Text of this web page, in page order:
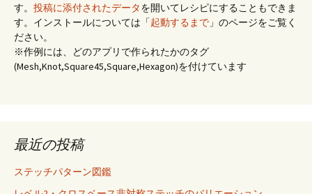
す。 投稿に添付されたデータを開いてレシピにすることもできま
す。インストールについては「起動するまで 」のページをご覧く
ださい。
※作例には、どのアプリで作られたかのタグ
(Mesh,Knot,Square45,Square,Hexagon)を付けています
最近の投稿
ステッチパターン図鑑